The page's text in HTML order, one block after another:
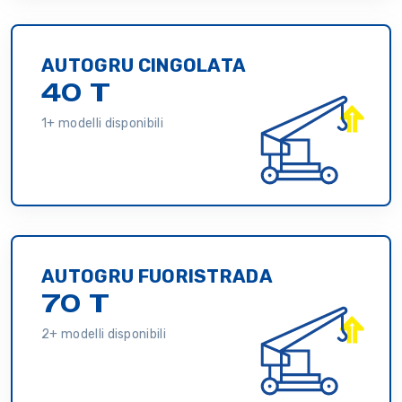
AUTOGRU CINGOLATA
40 T
1+ modelli disponibili
AUTOGRU FUORISTRADA
70 T
2+ modelli disponibili